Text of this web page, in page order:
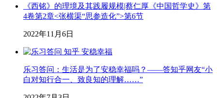
《西铭》的理境及其践履规模|蔡仁厚《中国哲学史》第
4卷第2章<张横渠“思参造化”>第6节
2022年11月6日
乐习答问：生活是为了安稳幸福吗？——答知乎网友“小
白对知行合一、致良知的理解……”